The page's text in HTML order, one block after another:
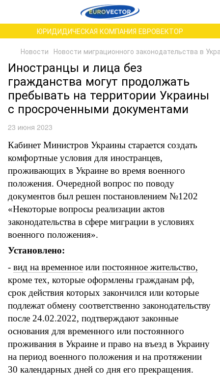
ЮРИДИДИЧЕСКАЯ КОМПАНИЯ ЕВРОВЕКТОР
Новости Новости миграционного законодательства в
Иностранцы и лица без
гражданства могут продолжать
пребывать на территории Украины
с просроченными документами
23 июня 2023
Кабинет Министров Украины старается создать
комфортные условия для иностранцев,
проживающих в Украине во время военного
положения. Очередной вопрос по поводу
документов был решен постановлением №1202
«Некоторые вопросы реализации актов
законодательства в сфере миграции в условиях
военного положения».
Установлено:
- вид на временное или постоянное жительство,
кроме тех, которые оформлены гражданам рф,
срок действия которых закончился или которые
подлежат обмену соответственно законодательству
после 24.02.2022, подтверждают законные
основания для временного или постоянного
проживания в Украине и право на въезд в Украину
на период военного положения и на протяжении
30 календарных дней со дня его прекращения.